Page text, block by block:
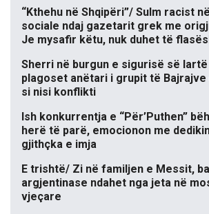
“Kthehu në Shqipëri”/ Sulm racist
sociale ndaj gazetarit grek me
Je mysafir këtu, nuk duhet të
Sherri në burgun e sigurisë së lartë
plagoset anëtari i grupit të
si nisi konflikti
Ish konkurrentja e “Për’Puthen”
herë të parë, emocionon me
gjithçka e imja
E trishtë/ Zi në familjen e Messit,
argjentinase ndahet nga jeta në
vjeçare